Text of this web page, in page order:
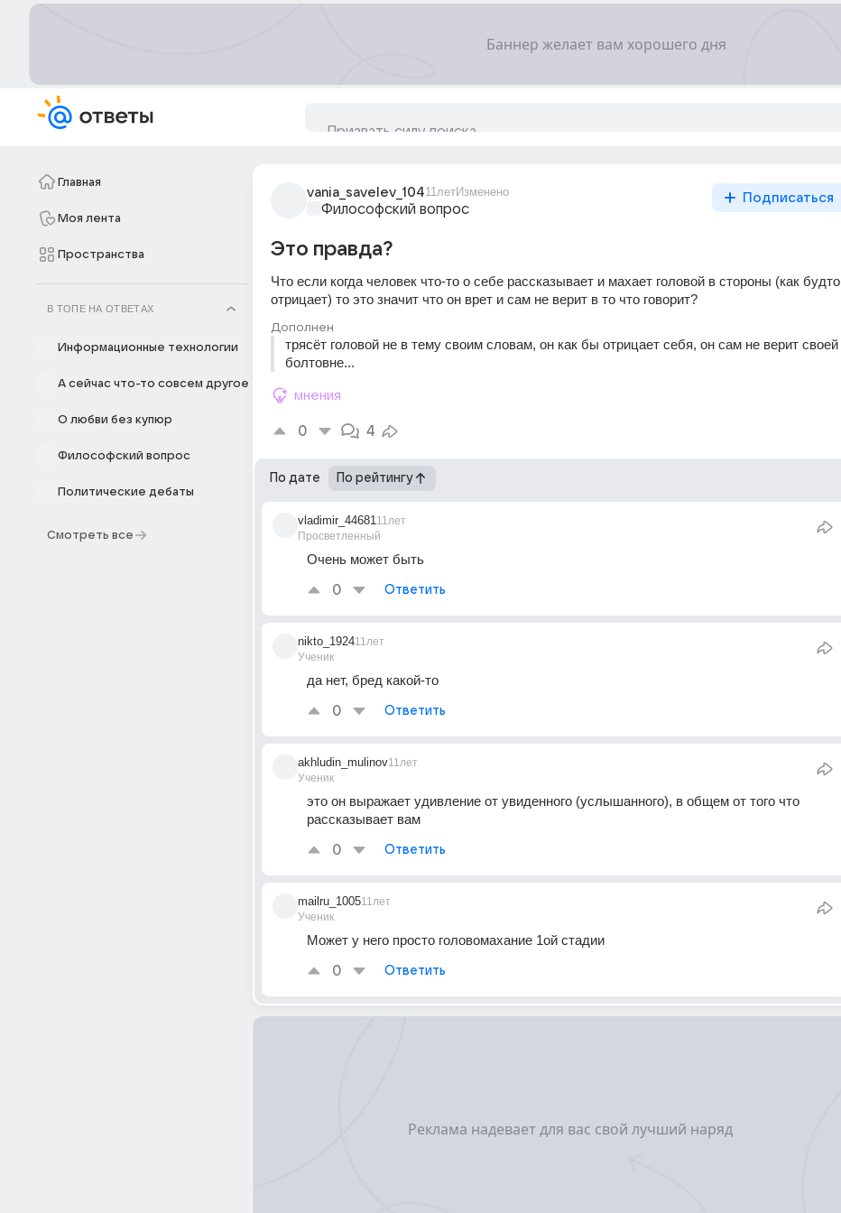
Главная
Моя лента
Пространства
В ТОПЕ НА ОТВЕТАХ
Информационные технологии
А сейчас что-то совсем другое
О любви без купюр
Философский вопрос
Политические дебаты
Смотреть все
vania_savelev_10411летИзменено
Философский вопрос
Подписаться
Это правда?
Что если когда человек что-то о себе рассказывает и махает головой в стороны (как будто
отрицает) то это значит что он врет и сам не верит в то что говорит?
Дополнен
трясёт головой не в тему своим словам, он как бы отрицает себя, он сам не верит своей
болтовне...
мнения
0 4
По дате По рейтингу
vladimir_44681
Просветленный
11лет
Очень может быть
0 Ответить
nikto_1924
Ученик
11лет
да нет, бред какой-то
0 Ответить
akhludin_mulinov
Ученик
11лет
это он выражает удивление от увиденного (услышанного), в общем от того что
рассказывает вам
0 Ответить
mailru_1005
Ученик
11лет
Может у него просто головомахание 1ой стадии
0 Ответить